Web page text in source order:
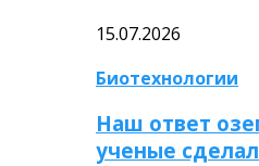
15.07.2026
Биотехнологии
Наш ответ
ученые